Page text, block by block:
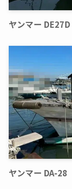
ヤンマー DE27D
ヤンマー DA-28